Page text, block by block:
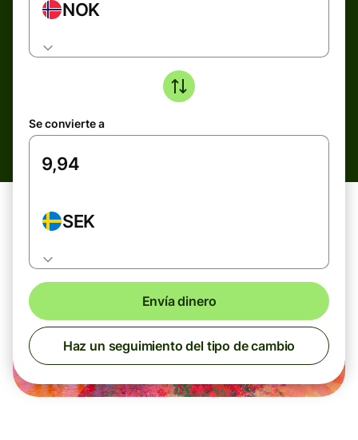
NOK
Se convierte a
SEK
Envía dinero
Haz un seguimiento del tipo de cambio